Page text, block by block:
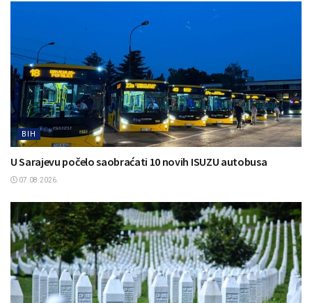
BIH
U Sarajevu počelo saobraćati 10 novih ISUZU autobusa
07.08.2026.